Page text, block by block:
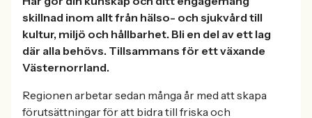
skillnad inom allt från hälso- och sjukvård till
kultur, miljö och hållbarhet. Bli en del av ett lag
där alla behövs. Tillsammans för ett växande
Västernorrland.
Regionen arbetar sedan många år med att skapa
förutsättningar för att bidra till friska och